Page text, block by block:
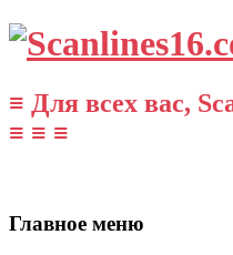
≡ Для всех вас,
≡ ≡ ≡
Главное меню